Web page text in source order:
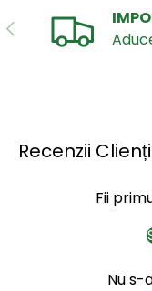
ANTERIOR
Recenzii Clienți
Fii
Nu s-